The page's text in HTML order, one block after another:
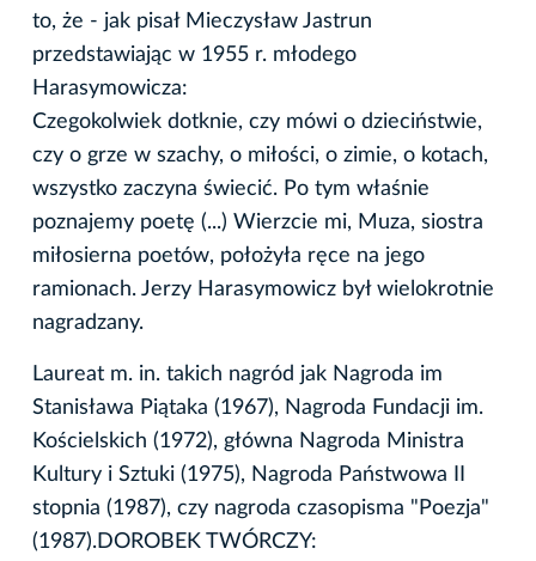
to, że - jak pisał Mieczysław Jastrun
przedstawiając w 1955 r. młodego
Harasymowicza:
Czegokolwiek dotknie, czy mówi o dzieciństwie,
czy o grze w szachy, o miłości, o zimie, o kotach,
wszystko zaczyna świecić. Po tym właśnie
poznajemy poetę (...) Wierzcie mi, Muza, siostra
miłosierna poetów, położyła ręce na jego
ramionach. Jerzy Harasymowicz był wielokrotnie
nagradzany.
Laureat m. in. takich nagród jak Nagroda im
Stanisława Piątaka (1967), Nagroda Fundacji im.
Kościelskich (1972), główna Nagroda Ministra
Kultury i Sztuki (1975), Nagroda Państwowa II
stopnia (1987), czy nagroda czasopisma "Poezja"
(1987).DOROBEK TWÓRCZY: